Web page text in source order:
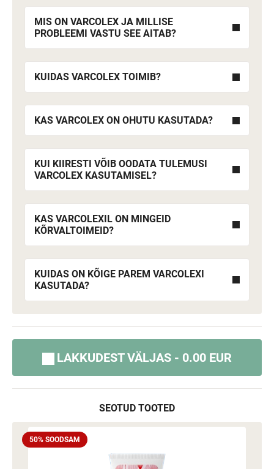
MIS ON VARCOLEX JA MILLISE
PROBLEEMI VASTU SEE AITAB?
KUIDAS VARCOLEX TOIMIB?
KAS VARCOLEX ON OHUTU KASUTADA?
KUI KIIRESTI VÕIB OODATA TULEMUSI
VARCOLEX KASUTAMISEL?
KAS VARCOLEXIL ON MINGEID
KÕRVALTOIMEID?
KUIDAS ON KÕIGE PAREM VARCOLEXI
KASUTADA?
LAKKUDEST VÄLJAS - 0.00 EUR
SEOTUD TOOTED
50% SOODSAM